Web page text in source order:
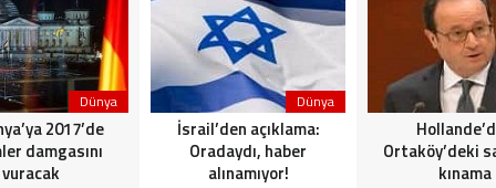
Bahçeli’den Reina’ya düzenlenen terör saldırısına ilişkin açıklama
Dünya
2017’de
damgasını
vuracak
Dünya
İsrail’den açıklama:
Oradaydı, haber
alınamıyor!
Ortaköy’deki
kınama